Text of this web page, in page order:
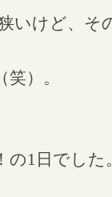
いけど、そ
）。
の1日でした